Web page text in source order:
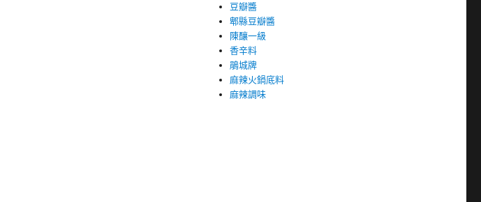
豆瓣醬
郫縣豆瓣醬
陳釀一級
香辛料
鵑城牌
麻辣火鍋底料
麻辣調味